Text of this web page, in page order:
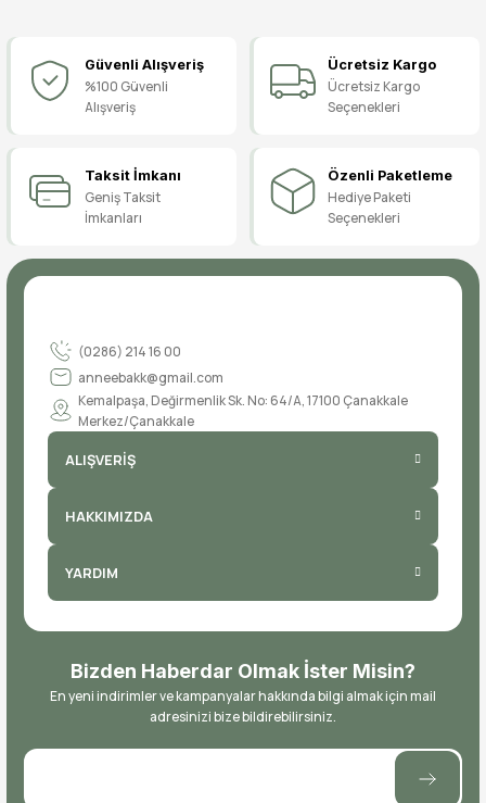
Yorum Yaz
Güvenli Alışveriş
%100 Güvenli
Alışveriş
Ücretsiz Kargo
Ücretsiz Kargo
Seçenekleri
Taksit İmkanı
Geniş Taksit
İmkanları
Özenli Paketleme
Hediye Paketi
Seçenekleri
(0286) 214 16 00
anneebakk@gmail.com
Kemalpaşa, Değirmenlik Sk. No: 64/A, 17100 Çanakkale
Merkez/Çanakkale
ALIŞVERİŞ
HAKKIMIZDA
YARDIM
Bizden Haberdar Olmak İster Misin?
En yeni indirimler ve kampanyalar hakkında bilgi almak için mail
adresinizi bize bildirebilirsiniz.